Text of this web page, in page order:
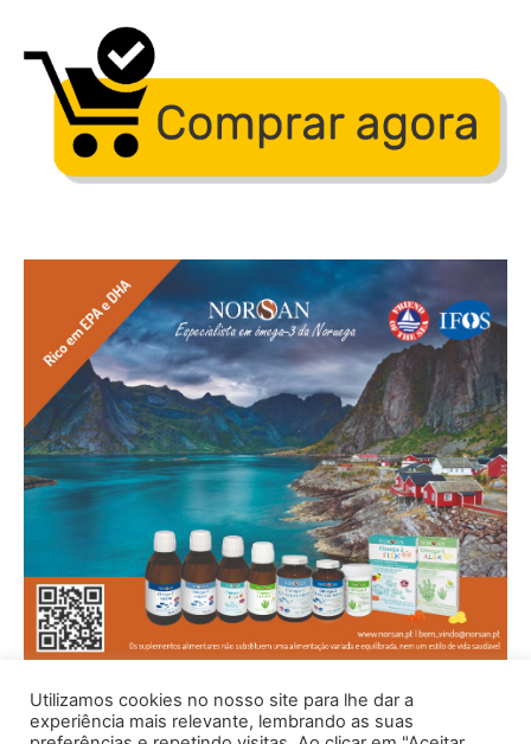
Utilizamos cookies no nosso site para lhe dar a
experiência mais relevante, lembrando as suas